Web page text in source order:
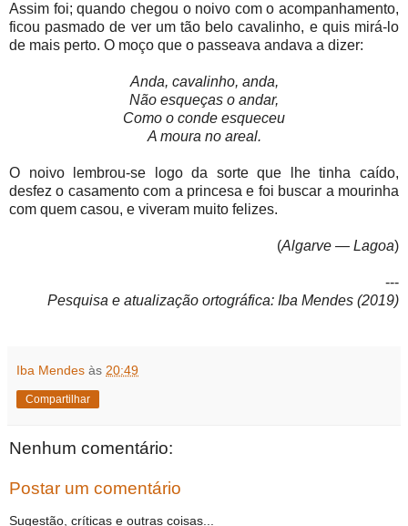
Assim foi; quando chegou o noivo com o acompanhamento,
ficou pasmado de ver um tão belo cavalinho, e quis mirá-lo
de mais perto. O moço que o passeava andava a dizer:
Anda, cavalinho, anda,
Não esqueças o andar,
Como o conde esqueceu
A moura no areal.
O noivo lembrou-se logo da sorte que lhe tinha caído,
desfez o casamento com a princesa e foi buscar a mourinha
com quem casou, e viveram muito felizes.
(Algarve — Lagoa)
---
Pesquisa e atualização ortográfica: Iba Mendes (2019)
Iba Mendes às 20:49
Compartilhar
Nenhum comentário:
Postar um comentário
Sugestão, críticas e outras coisas...